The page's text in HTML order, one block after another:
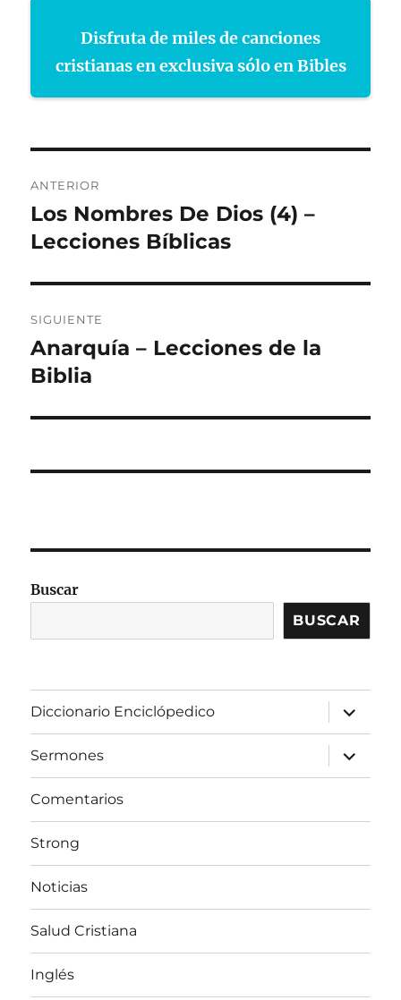
Disfruta de miles de canciones
cristianas en exclusiva sólo en Bibles
de
entradas
ANTERIOR
Entrada
anterior:
Los Nombres De Dios (4) –
Lecciones Bíblicas
SIGUIENTE
Entrada
siguiente:
Anarquía – Lecciones de la
Biblia
Buscar
BUSCAR
Diccionario Enciclópedico
expandir
el
menú
inferior
Sermones
expandir
el
menú
Comentarios
Strong
Noticias
Salud Cristiana
Inglés